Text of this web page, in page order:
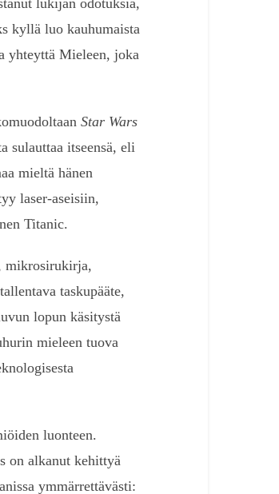
lukijan odotuksia,
kyllä luo kauhumaista
yhteyttä Mieleen, joka
Star Wars
sulauttaa itseensä, eli
mieltä hänen
laser-aseisiin,
Titanic.
mikrosirukirja,
taskupääte,
lopun käsitystä
mieleen tuova
luonteen.
on alkanut kehittyä
ymmärrettävästi: